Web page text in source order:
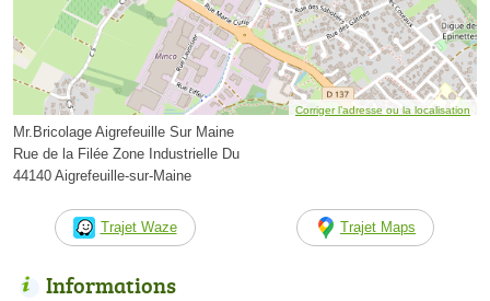
Corriger l’adresse ou la localisation
Mr.Bricolage Aigrefeuille Sur Maine
Rue de la Filée Zone Industrielle Du
44140 Aigrefeuille-sur-Maine
Trajet Waze Trajet Maps
Informations